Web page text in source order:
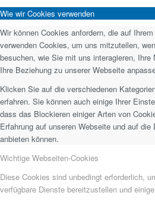
Wie wir Cookies verwenden
Wir können Cookies anfordern, die auf
verwenden Cookies, um uns mitzuteilen,
besuchen, wie Sie mit uns interagieren, Ihre
Ihre Beziehung zu unserer Webseite
Klicken Sie auf die verschiedenen
erfahren. Sie können auch einige Ihrer
dass das Blockieren einiger Arten von
Erfahrung auf unseren Webseite und auf
anbieten können.
Wichtige Webseiten-Cookies
Diese Cookies sind unbedingt erforderlich,
verfügbare Dienste bereitzustellen und